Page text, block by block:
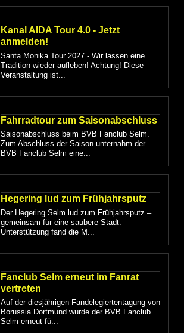
Kanal AIDA Tour 4.0 - Jetzt
anmelden!
Santa Monika Tour 2027 - Wir lassen eine
Tradition wieder aufleben! Achtung! Diese
Veranstaltung ist...
Fahrradtour zum Saisonabschluss
Saisonabschluss beim BVB Fanclub Selm.
Zum Abschluss der Saison unternahm der
BVB Fanclub Selm eine...
Hegering lud zum Frühjahrsputz
Der Hegering Selm lud zum Frühjahrsputz –
gemeinsam für eine saubere Stadt.
Unterstützung fand die M...
Fanclub Selm erneut im Fanrat
vertreten
Auf der diesjährigen Fandelegiertentagung von
Borussia Dortmund wurde der BVB Fanclub
Selm erneut fü...